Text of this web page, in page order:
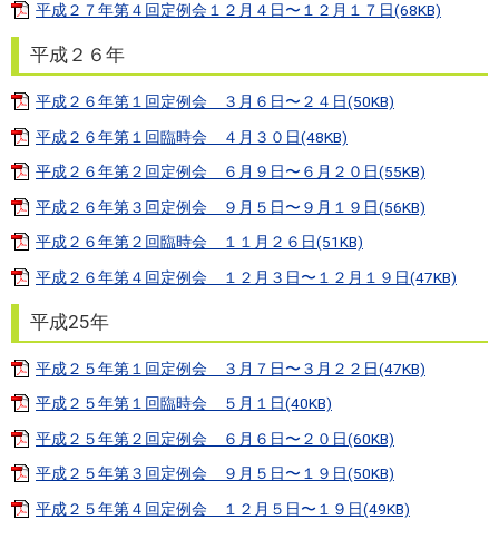
平成２７年第４回定例会１２月４日〜１２月１７日(68KB)
平成２６年
平成２６年第１回定例会 ３月６日〜２４日(50KB)
平成２６年第１回臨時会 ４月３０日(48KB)
平成２６年第２回定例会 ６月９日〜６月２０日(55KB)
平成２６年第３回定例会 ９月５日〜９月１９日(56KB)
平成２６年第２回臨時会 １１月２６日(51KB)
平成２６年第４回定例会 １２月３日〜１２月１９日(47KB)
平成25年
平成２５年第１回定例会 ３月７日〜３月２２日(47KB)
平成２５年第１回臨時会 ５月１日(40KB)
平成２５年第２回定例会 ６月６日〜２０日(60KB)
平成２５年第３回定例会 ９月５日〜１９日(50KB)
平成２５年第４回定例会 １２月５日〜１９日(49KB)